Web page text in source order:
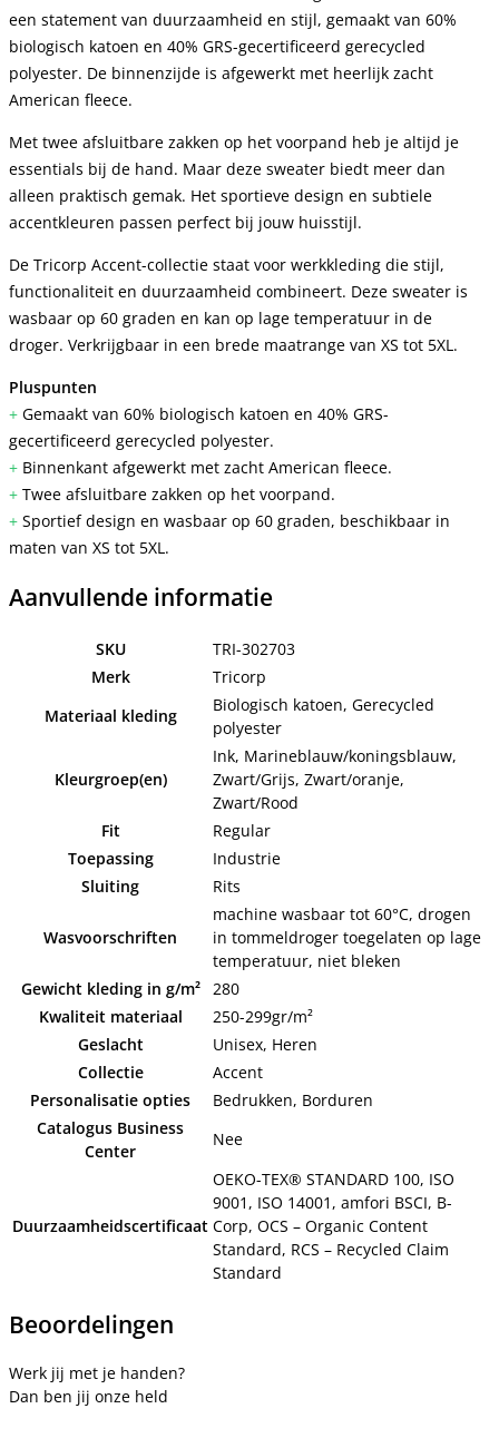
een statement van duurzaamheid en stijl, gemaakt van 60%
biologisch katoen en 40% GRS-gecertificeerd gerecycled
polyester. De binnenzijde is afgewerkt met heerlijk zacht
American fleece.
Met twee afsluitbare zakken op het voorpand heb je altijd je
essentials bij de hand. Maar deze sweater biedt meer dan
alleen praktisch gemak. Het sportieve design en subtiele
accentkleuren passen perfect bij jouw huisstijl.
De Tricorp Accent-collectie staat voor werkkleding die stijl,
functionaliteit en duurzaamheid combineert. Deze sweater is
wasbaar op 60 graden en kan op lage temperatuur in de
droger. Verkrijgbaar in een brede maatrange van XS tot 5XL.
Pluspunten
+ Gemaakt van 60% biologisch katoen en 40% GRS-
gecertificeerd gerecycled polyester.
+ Binnenkant afgewerkt met zacht American fleece.
+ Twee afsluitbare zakken op het voorpand.
+ Sportief design en wasbaar op 60 graden, beschikbaar in
maten van XS tot 5XL.
Aanvullende informatie
SKU
TRI-302703
Merk
Tricorp
Materiaal kleding
Biologisch katoen, Gerecycled
polyester
Kleurgroep(en)
Ink, Marineblauw/koningsblauw,
Zwart/Grijs, Zwart/oranje,
Zwart/Rood
Fit
Regular
Toepassing
Industrie
Sluiting
Rits
Wasvoorschriften
machine wasbaar tot 60°C, drogen
in tommeldroger toegelaten op lage
temperatuur, niet bleken
Gewicht kleding in g/m²
280
Kwaliteit materiaal
250-299gr/m²
Geslacht
Unisex, Heren
Collectie
Accent
Personalisatie opties
Bedrukken, Borduren
Catalogus Business
Center
Nee
Duurzaamheidscertificaat
OEKO-TEX® STANDARD 100, ISO
9001, ISO 14001, amfori BSCI, B-
Corp, OCS – Organic Content
Standard, RCS – Recycled Claim
Standard
Beoordelingen
Werk jij met je handen?
Dan ben jij onze held